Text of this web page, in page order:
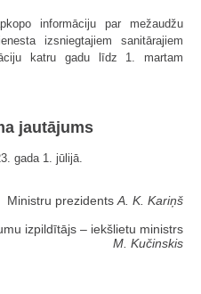
informāciju par mežaudžu
izsniegtajiem sanitārajiem
katru gadu līdz 1. martam
jautājums
gada 1. jūlijā.
Ministru prezidents A. K. Kariņš
izpildītājs ‒ iekšlietu ministrs
M. Kučinskis